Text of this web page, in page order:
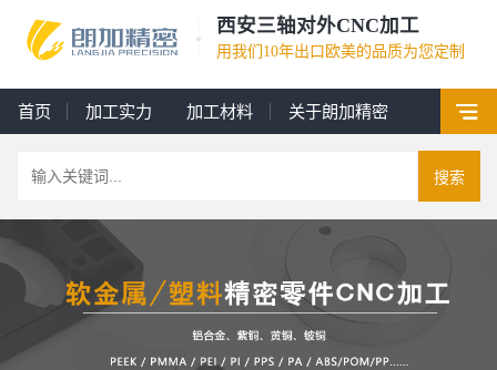
西安三轴对外CNC加工
用我们10年出口欧美的品质为您定制
首页 加工实力 加工材料 关于朗加精密
搜索